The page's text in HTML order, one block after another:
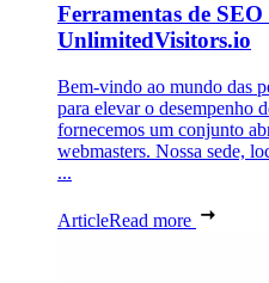
Ferramentas de
UnlimitedVisitors.io
Bem-vindo ao mundo das
para elevar o desempenho
fornecemos um conjunto
webmasters. Nossa sede,
...
ArticleRead more